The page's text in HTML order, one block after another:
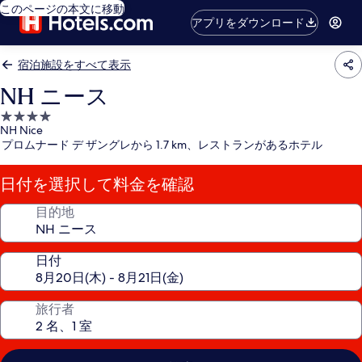
このページの本文に移動
アプリをダウンロード
宿泊施設をすべて表示
NH ニース
4.0
つ
星
宿
泊
施
NH Nice
プロムナード デ ザングレから 1.7 km、レストランがあるホテル
日付を選択して料金を確認
目的地
日付
旅行者